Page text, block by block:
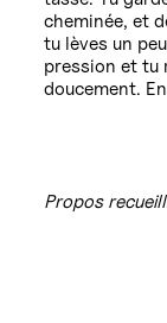
cheminée, et
tu lèves un
pression et tu
doucement.
Propos